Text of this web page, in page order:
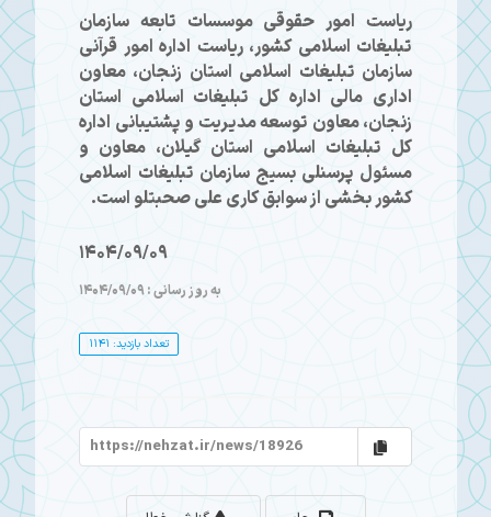
ریاست امور حقوقی موسسات تابعه سازمان
تبلیغات اسلامی کشور، ریاست اداره امور قرآنی
سازمان تبلیغات اسلامی استان زنجان، معاون
اداری مالی اداره کل تبلیغات اسلامی استان
زنجان، معاون توسعه مدیریت و پشتیبانی اداره
کل تبلیغات اسلامی استان گیلان، معاون و
مسئول پرسنلی بسیج سازمان تبلیغات اسلامی
کشور بخشی از سوابق کاری علی صحبتلو است.
1404/09/09
به روز رسانی : 1404/09/09
تعداد بازدید: 1141